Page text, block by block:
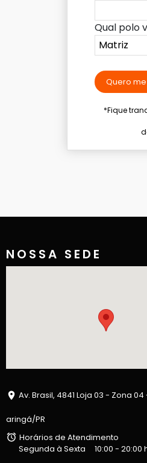
Qual polo
Quero
*Fique
NOSSA SEDE
Av. Brasil, 4841 Loja 03 - Zona 04
aringá/PR
Horários de Atendimento
Segunda à Sexta
10:00 - 20:00